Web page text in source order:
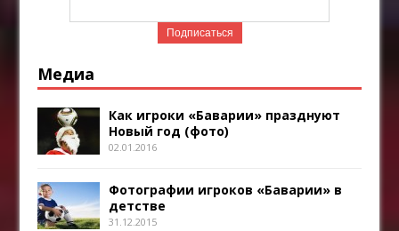
Медиа
Как игроки «Баварии» празднуют
Новый год (фото)
02.01.2016
Фотографии игроков «Баварии» в
детстве
31.12.2015